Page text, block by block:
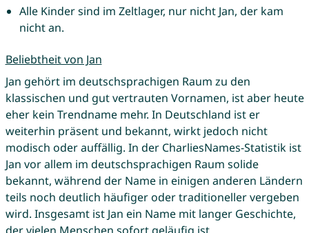
Alle Kinder sind im Zeltlager, nur nicht Jan, der kam
nicht an.
Beliebtheit von Jan
Jan gehört im deutschsprachigen Raum zu den
klassischen und gut vertrauten Vornamen, ist aber heute
eher kein Trendname mehr. In Deutschland ist er
weiterhin präsent und bekannt, wirkt jedoch nicht
modisch oder auffällig. In der CharliesNames-Statistik ist
Jan vor allem im deutschsprachigen Raum solide
bekannt, während der Name in einigen anderen Ländern
teils noch deutlich häufiger oder traditioneller vergeben
wird. Insgesamt ist Jan ein Name mit langer Geschichte,